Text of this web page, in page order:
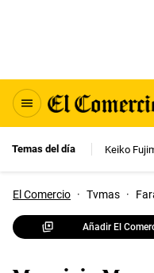
Temas del día Keiko
El Comercio · Tvmas ·
Añadir El